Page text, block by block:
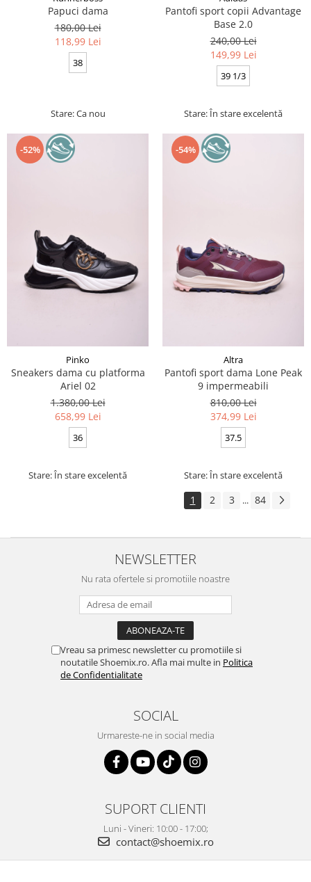
Papuci dama
180,00 Lei
118,99 Lei
38
Stare: Ca nou
Pantofi sport copii Advantage
Base 2.0
240,00 Lei
149,99 Lei
39 1/3
Stare: În stare excelentă
-52%
Pinko
Sneakers dama cu platforma
Ariel 02
1.380,00 Lei
658,99 Lei
36
Stare: În stare excelentă
-54%
Altra
Pantofi sport dama Lone Peak
9 impermeabili
810,00 Lei
374,99 Lei
37.5
Stare: În stare excelentă
1 2 3 ... 84
NEWSLETTER
Nu rata ofertele si promotiile noastre
Vreau sa primesc newsletter cu promotiile si
noutatile Shoemix.ro. Afla mai multe in Politica
de Confidentialitate
SOCIAL
Urmareste-ne in social media
SUPORT CLIENTI
Luni - Vineri: 10:00 - 17:00;
contact@shoemix.ro